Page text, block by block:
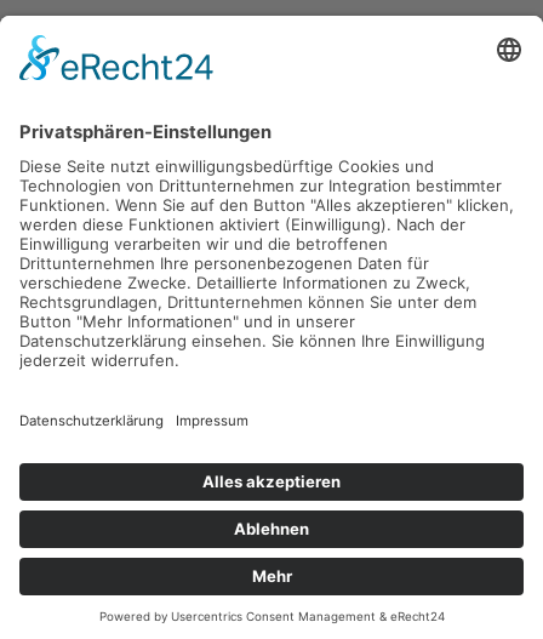
Gefördert durch die
Freie und Hansestadt Hamburg
SUCHT.HAMBURG gGmbH
Datenschutz Impressum Sitemap